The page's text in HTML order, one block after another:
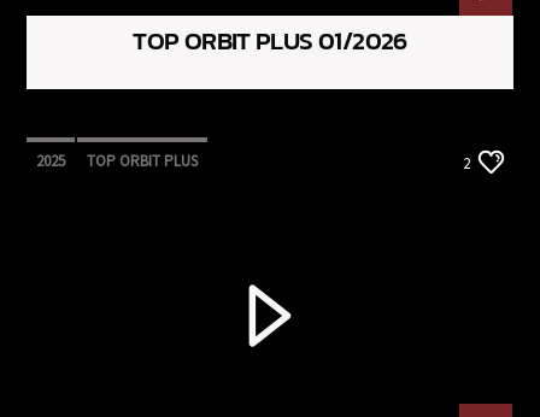
TOP ORBIT PLUS 01/2026
2025 TOP ORBIT PLUS 2